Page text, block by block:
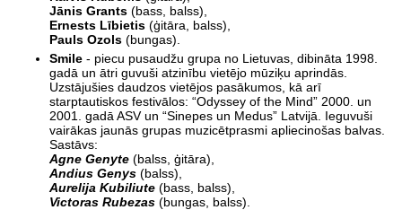
Jānis Grants (bass, balss),
Ernests Lībietis (ģitāra, balss),
Pauls Ozols (bungas).
Smile - piecu pusaudžu grupa no Lietuvas, dibināta 1998.
gadā un ātri guvuši atzinību vietējo mūziķu aprindās.
Uzstājušies daudzos vietējos pasākumos, kā arī
starptautiskos festivālos: “Odyssey of the Mind” 2000. un
2001. gadā ASV un “Sinepes un Medus” Latvijā. Ieguvuši
vairākas jaunās grupas muzicētprasmi apliecinošas balvas.
Sastāvs:
Agne Genyte (balss, ģitāra),
Andius Genys (balss),
Aurelija Kubiliute (bass, balss),
Victoras Rubezas (bungas, balss).